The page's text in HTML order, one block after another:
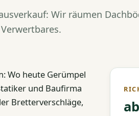
Wir räumen
Wo heute Gerümpel
und Baufirma
Bretterverschläge,